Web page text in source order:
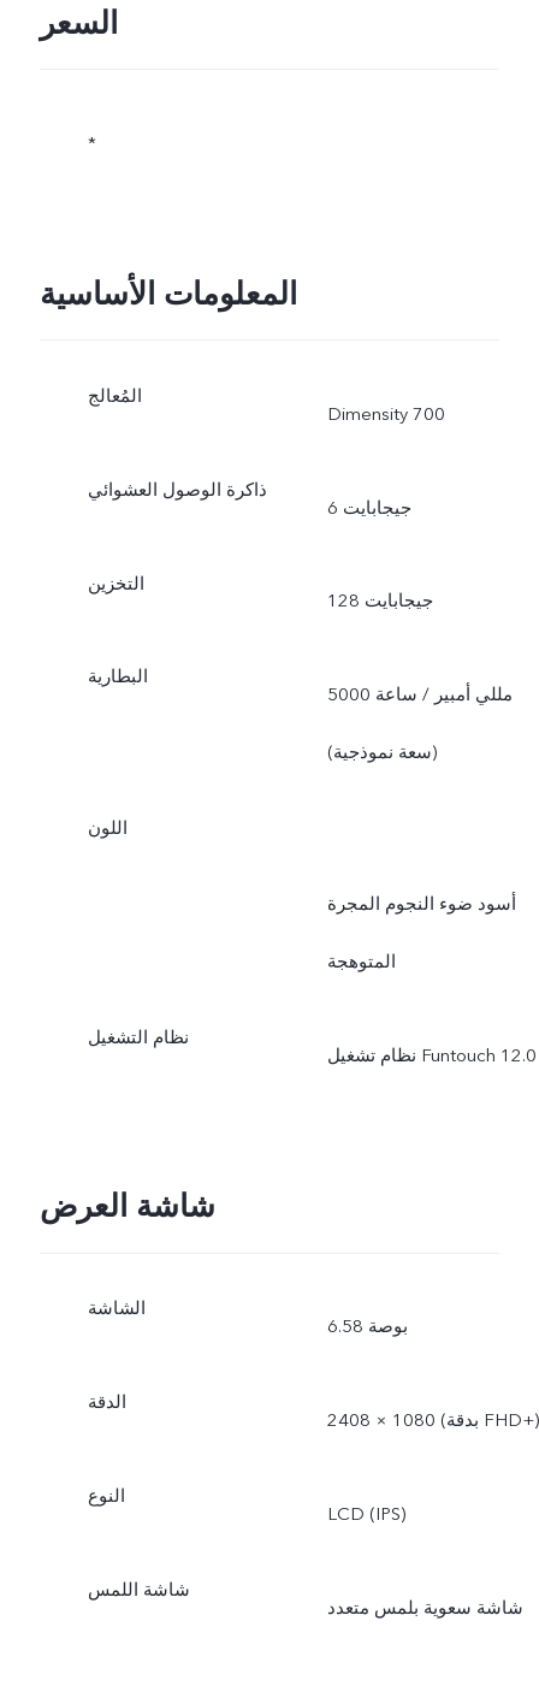
السعر
*
المعلومات الأساسية
المُعالج
Dimensity 700
ذاكرة الوصول العشوائي
6 جيجابايت
التخزين
128 جيجابايت
البطارية
5000 مللي أمبير / ساعة
(سعة نموذجية)
اللون
أسود ضوء النجوم المجرة
المتوهجة
نظام التشغيل
نظام تشغيل Funtouch 12.0
شاشة العرض
الشاشة
6.58 بوصة
الدقة
2408 × 1080 (بدقة FHD+‎)
النوع
LCD (IPS)
شاشة اللمس
شاشة سعوية بلمس متعدد